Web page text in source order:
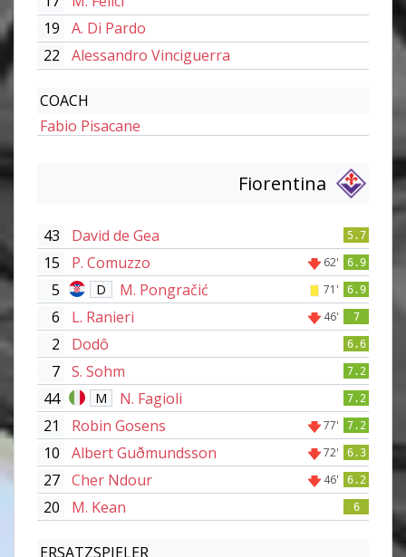
19
A. Di Pardo
22
Alessandro Vinciguerra
COACH
Fabio Pisacane
Fiorentina
43 David de Gea 5.7
15 P. Comuzzo 62' 6.9
5 D M. Pongračić 71' 6.9
6 L. Ranieri 46' 7
2 Dodô 6.6
7 S. Sohm 7.2
44 M N. Fagioli 7.2
21 Robin Gosens 77' 7.2
10 Albert Guðmundsson 72' 6.3
27 Cher Ndour 46' 6.2
20 M. Kean 6
ERSATZSPIELER